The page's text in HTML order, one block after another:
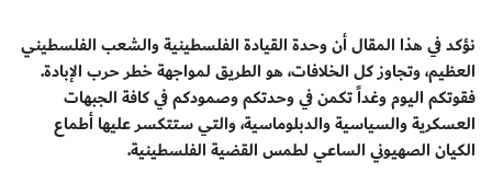
نؤكد في هذا المقال أن وحدة القيادة الفلسطينية والشعب الفلسطيني
العظيم، وتجاوز كل الخلافات، هو الطريق لمواجهة خطر حرب الإبادة.
فقوتكم اليوم وغداً تكمن في وحدتكم وصمودكم في كافة الجبهات
العسكرية والسياسية والدبلوماسية، والتي ستتكسر عليها أطماع
الكيان الصهيوني الساعي لطمس القضية الفلسطينية.